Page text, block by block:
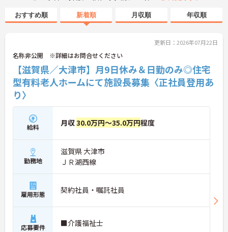
おすすめ順 新着順 月収順 年収順
更新日：2026年07月22日
名称非公開 ※詳細はお問合せください
【滋賀県／大津市】月9日休み＆日勤のみ◎住宅
型有料老人ホームにて施設長募集〈正社員登用あ
り〉
給料 月収30.0万円～35.0万円程度
勤務地
滋賀県 大津市
ＪＲ湖西線
雇用形態 契約社員・嘱託社員
応募要件 ■介護福祉士